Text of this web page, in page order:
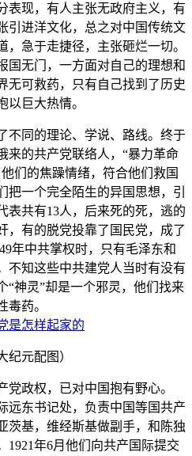
表现，有人主张无政府主义，有
引进洋文化，总之对中国传统文
急于走捷径，主张砸烂一切。
国无门，一方面对自己的理想和
无可救药，只有自己找到了历史
以巨大热情。
不同的理论、学说、路线。终于
来的共产党联络人，“暴力革命
们的焦躁情绪，符合他们救国
把一个完全陌生的异国思想，引
表共有13人，后来死的死，逃的
，有的脱党投靠了国民党，成了
年中共掌权时，只有毛泽东和
不知这些中共建党人当时有没有
“神灵”却是一个邪灵，他们找来
毒药。
纪元配图）
党政权，已对中国抱有野心。
远东书记处，负责中国等国共产
茨基，维经斯基做副手，和陈独
1921年6月他们向共产国际提交